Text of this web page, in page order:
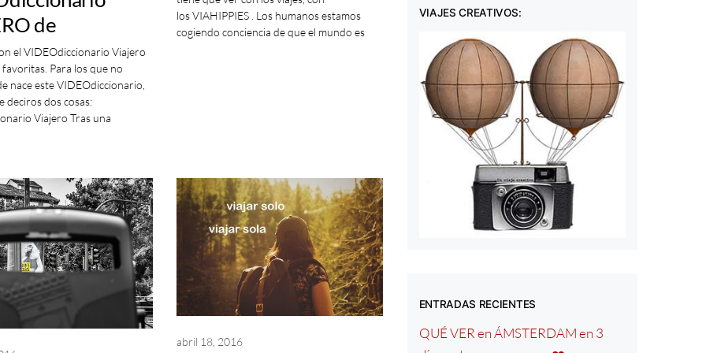
de
(3)
el VIDEOdiccionario Viajero
favoritas. Para los que no
nace este VIDEOdiccionario,
deciros dos cosas:
Viajero Tras una
los VIAHIPPIES . Los humanos estamos
cogiendo conciencia de que el mundo es
abril 18, 2016
VIAJES CREATIVOS:
ENTRADAS RECIENTES
QUÉ VER en ÁMSTERDAM en 3